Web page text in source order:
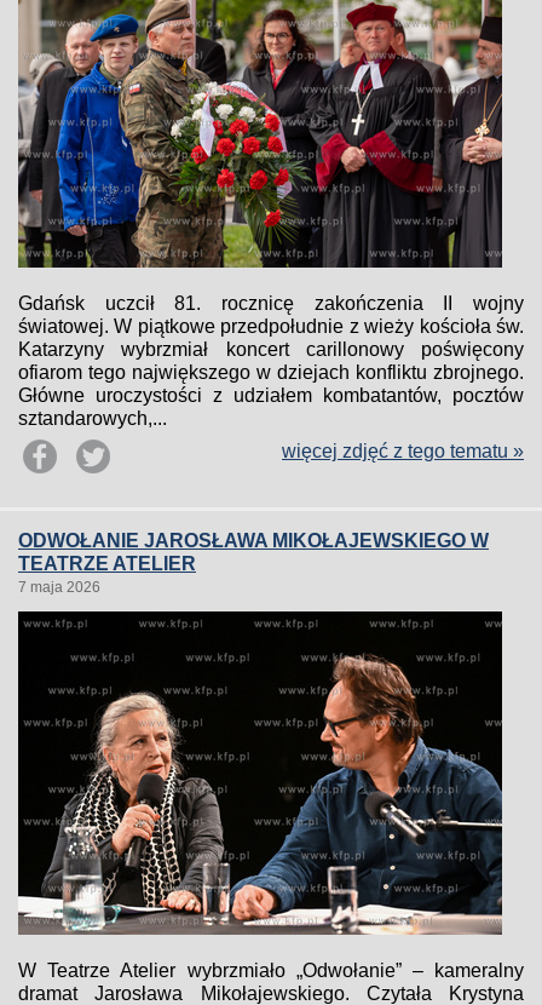
Gdańsk uczcił 81. rocznicę zakończenia II wojny
światowej. W piątkowe przedpołudnie z wieży kościoła św.
Katarzyny wybrzmiał koncert carillonowy poświęcony
ofiarom tego największego w dziejach konfliktu zbrojnego.
Główne uroczystości z udziałem kombatantów, pocztów
sztandarowych,...
więcej zdjęć z tego tematu »
ODWOŁANIE JAROSŁAWA MIKOŁAJEWSKIEGO W
TEATRZE ATELIER
7 maja 2026
W Teatrze Atelier wybrzmiało „Odwołanie” – kameralny
dramat Jarosława Mikołajewskiego. Czytała Krystyna